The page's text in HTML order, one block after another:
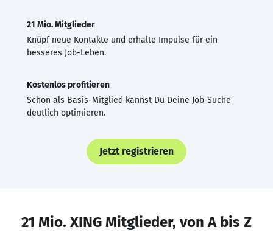
21 Mio. Mitglieder
Knüpf neue Kontakte und erhalte Impulse für ein
besseres Job-Leben.
Kostenlos profitieren
Schon als Basis-Mitglied kannst Du Deine Job-Suche
deutlich optimieren.
Jetzt registrieren
21 Mio. XING Mitglieder, von A bis Z